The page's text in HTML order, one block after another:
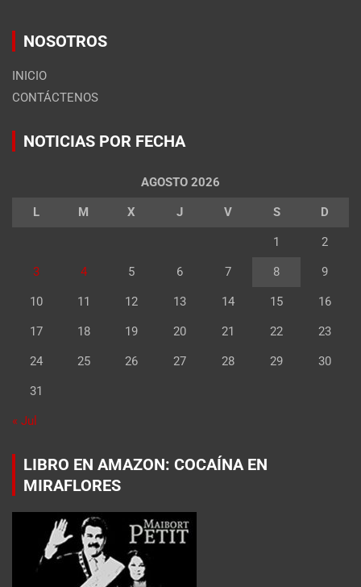
NOSOTROS
INICIO
CONTÁCTENOS
NOTICIAS POR FECHA
AGOSTO 2026
L M X J V S D
1 2
3 4 5 6 7 8 9
10 11 12 13 14 15 16
17 18 19 20 21 22 23
24 25 26 27 28 29 30
31
« Jul
LIBRO EN AMAZON: COCAÍNA EN
MIRAFLORES